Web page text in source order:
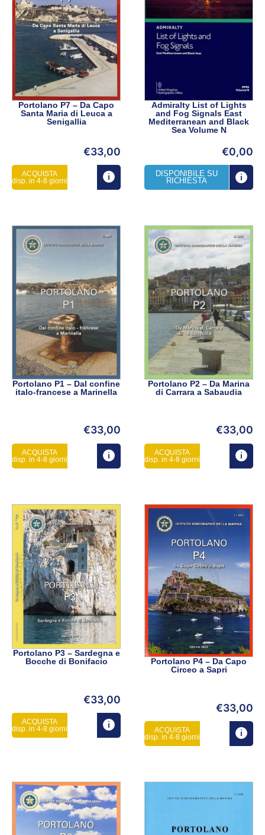
Portolano P7 – Da Capo
Santa Maria di Leuca a
Senigallia
€33,00
ACQUISTA
disp. in 4-8 giorni
Admiralty List of Lights
and Fog Signals East
Mediterranean and Black
Sea Volume N
€0,00
DISPONIBILE SU
RICHIESTA
Portolano P1 – Dal confine
italo-francese a Marinella
€33,00
ACQUISTA
disp. in 4-8 giorni
Portolano P2 – Da Marina
di Carrara a Sabaudia
€33,00
ACQUISTA
disp. in 4-8 giorni
Portolano P3 – Sardegna e
Bocche di Bonifacio
€33,00
ACQUISTA
disp. in 4-8 giorni
Portolano P4 – Da Capo
Circeo a Sapri
€33,00
ACQUISTA
disp. in 4-8 giorni